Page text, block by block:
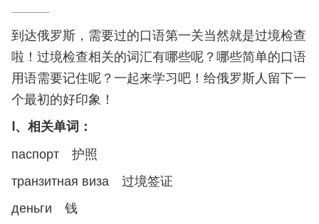
到达俄罗斯，需要过的口语第一关当然就是过境检查
啦！过境检查相关的词汇有哪些呢？哪些简单的口语
用语需要记住呢？一起来学习吧！给俄罗斯人留下一
个最初的好印象！
Ⅰ、相关单词：
паспорт 护照
транзитная виза 过境签证
деньги 钱